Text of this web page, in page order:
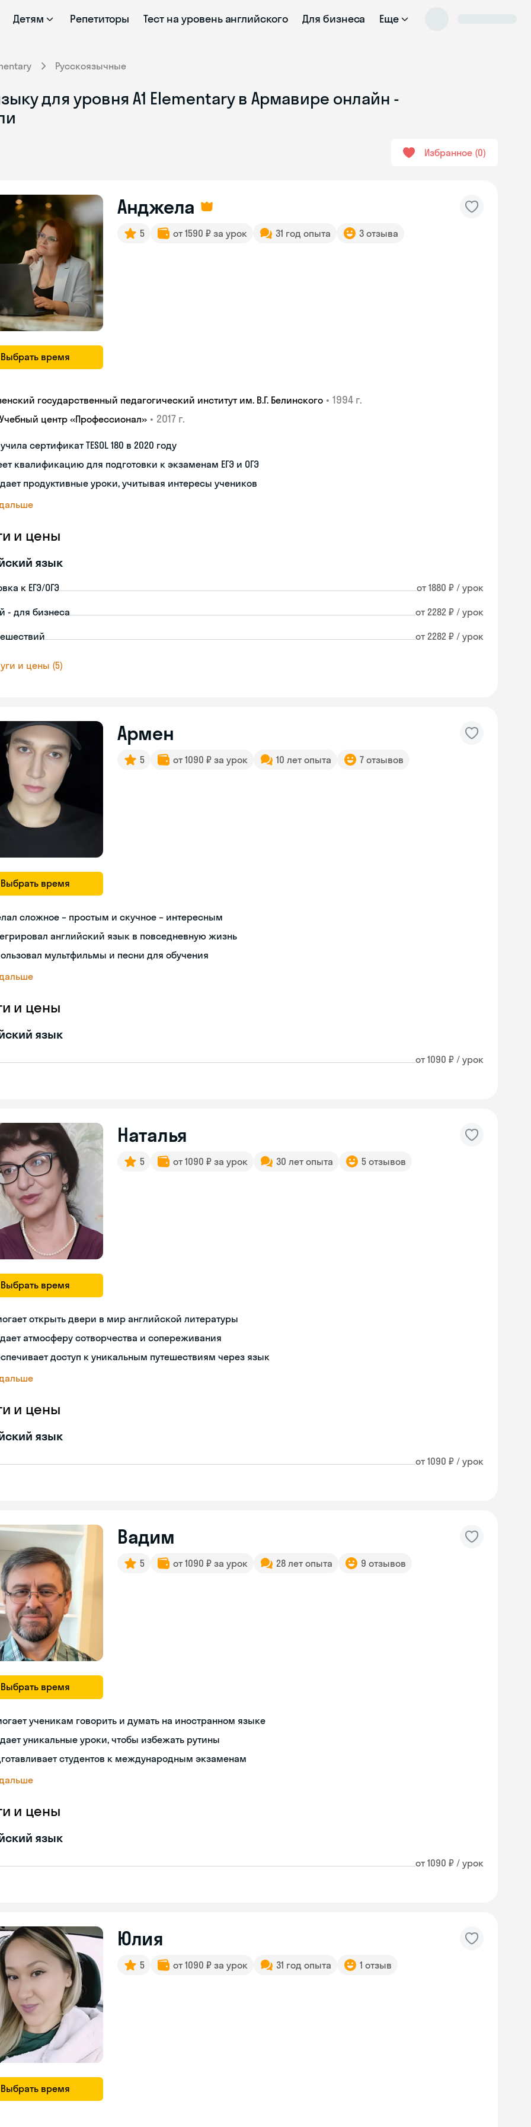
Детям Репетиторы Тест на уровень английского Для бизнеса Еще
Русскоязычные
для уровня A1 Elementary в Армавире онлайн -
Избранное 0
Выбрать время
Анджела
5 от 1590 ₽ за урок 31 год опыта 3 отзыва
государственный педагогический институт им. В.Г. Белинского • 1994 г.
центр «Профессионал» • 2017 г.
сертификат TESOL 180 в 2020 году
квалификацию для подготовки к экзаменам ЕГЭ и ОГЭ
продуктивные уроки, учитывая интересы учеников
и цены
язык
к ЕГЭ/ОГЭ от 1880 ₽ / урок
- для бизнеса от 2282 ₽ / урок
от 2282 ₽ / урок
и цены (5)
Выбрать время
Армен
5 от 1090 ₽ за урок 10 лет опыта 7 отзывов
сложное – простым и скучное – интересным
английский язык в повседневную жизнь
мультфильмы и песни для обучения
и цены
язык
от 1090 ₽ / урок
Выбрать время
Наталья
5 от 1090 ₽ за урок 30 лет опыта 5 отзывов
открыть двери в мир английской литературы
атмосферу сотворчества и сопереживания
доступ к уникальным путешествиям через язык
и цены
язык
от 1090 ₽ / урок
Выбрать время
Вадим
5 от 1090 ₽ за урок 28 лет опыта 9 отзывов
ученикам говорить и думать на иностранном языке
уникальные уроки, чтобы избежать рутины
студентов к международным экзаменам
и цены
язык
от 1090 ₽ / урок
Выбрать время
Юлия
5 от 1090 ₽ за урок 31 год опыта 1 отзыв